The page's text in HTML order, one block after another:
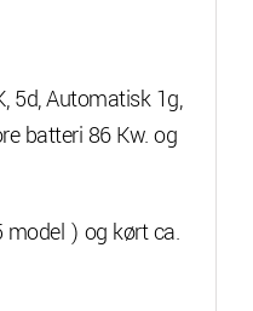
5d, Automatisk 1g,
batteri 86 Kw. og
) og kørt ca.